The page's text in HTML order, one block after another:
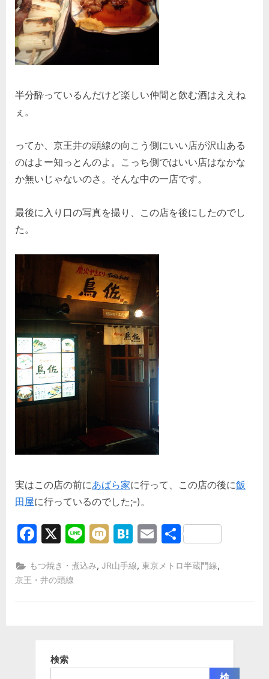
半分酔っているんだけど楽しい仲間と飲む酒はええね
ぇ。
ってか、京王井の頭線の向こう側にいい店が沢山ある
のはよー知っとんのよ。こっち側ではいい店はなかな
か無いじゃないのさ。そんな中の一店です。
最後に入り口の写真を撮り、この店を後にしたのでし
た。
実はこの店の前にあばら家に行って、この店の後に飯
田屋に行っているのでした;-)。
Facebook
X LineMixiHatena
Email
共
もつ焼き・煮込み,JR山手線,東京メトロ半蔵門線,
京王・井の頭線
検索